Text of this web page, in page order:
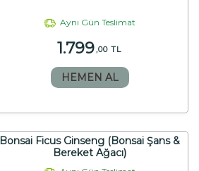
Aynı Gün Teslimat
1.799,00 TL
HEMEN AL
Bonsai Ficus Ginseng (Bonsai Şans &
Bereket Ağacı)